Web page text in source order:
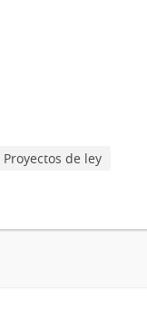
Proyectos de ley